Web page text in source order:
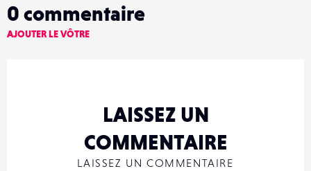
0 commentaire
AJOUTER LE VÔTRE
LAISSEZ UN
COMMENTAIRE
LAISSEZ UN COMMENTAIRE